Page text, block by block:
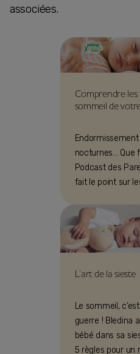
associées.
Comprendre
sommeil de
nocturnes… Que
Podcast des
fait le point sur
L’art de la sieste
Le sommeil,
guerre ! Bledina
bébé dans sa
5 règles pour un